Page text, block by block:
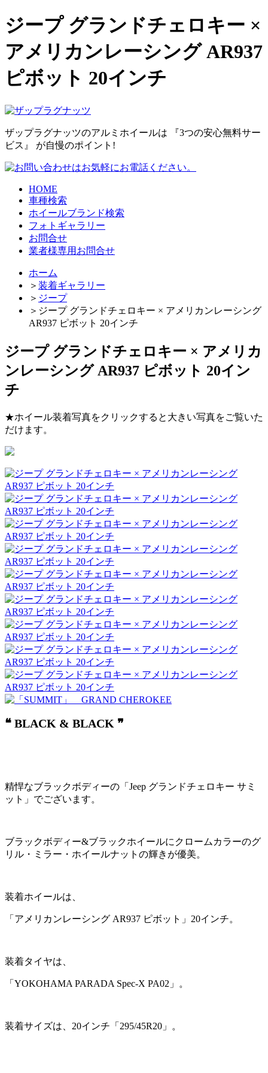
ジープ グランドチェロキー ×
アメリカンレーシング AR937
ピボット 20インチ
ザップラグナッツのアルミホイールは
『3つの安心無料サー
ビス』 が自慢のポイント!
HOME
車種検索
ホイールブランド検索
フォトギャラリー
お問合せ
業者様専用お問合せ
ホーム
＞ 装着ギャラリー
＞ ジープ
＞ ジープ グランドチェロキー × アメリカンレーシング
AR937 ピボット 20インチ
ジープ グランドチェロキー × アメリカ
ンレーシング AR937 ピボット 20イン
チ
★ホイール装着写真をクリックすると大きい写真をご覧いた
だけます。
❝ BLACK & BLACK ❞
精悍なブラックボディーの「Jeep グランドチェロキー サミ
ット」でございます。
ブラックボディー&ブラックホイールにクロームカラーのグ
リル・ミラー・ホイールナットの輝きが優美。
装着ホイールは、
「アメリカンレーシング AR937 ピボット」20インチ。
装着タイヤは、
「YOKOHAMA PARADA Spec-X PA02」。
装着サイズは、20インチ「295/45R20」。